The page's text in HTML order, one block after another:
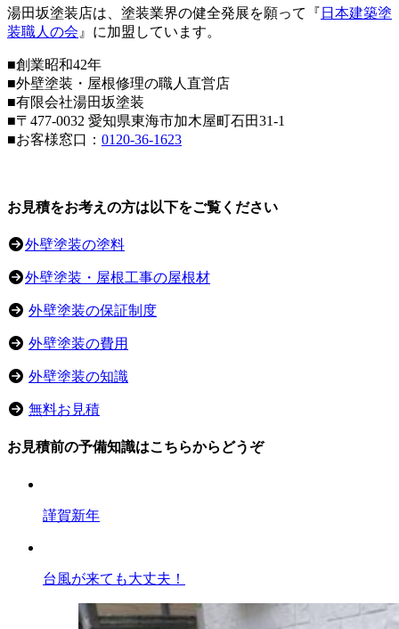
湯田坂塗装店は、塗装業界の健全発展を願って『 日本建築塗
装職人の会 』に加盟しています。
■創業昭和42年
■外壁塗装・屋根修理の職人直営店
■有限会社湯田坂塗装
■〒 477-0032 愛知県東海市加木屋町石田31-1
■お客様窓口： 0120-36-1623
お見積をお考えの方は以下をご覧ください
外壁塗装の塗料
外壁塗装・屋根工事の屋根材
外壁塗装の保証制度
外壁塗装の費用
外壁塗装の知識
無料お見積
お見積前の予備知識はこちらからどうぞ
謹賀新年
台風が来ても大丈夫！